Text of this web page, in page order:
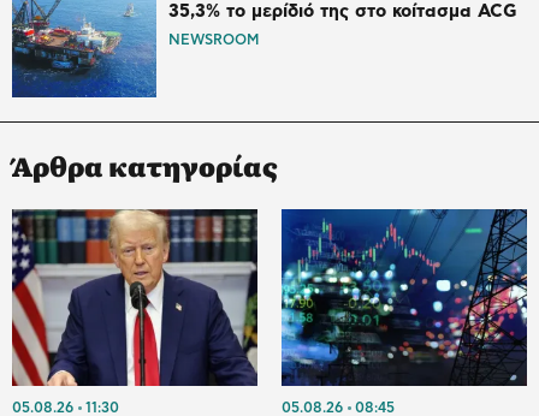
35,3% το μερίδιό της στο κοίτασμα ACG
NEWSROOM
Άρθρα κατηγορίας
05.08.26 11:30 05.08.26 08:45